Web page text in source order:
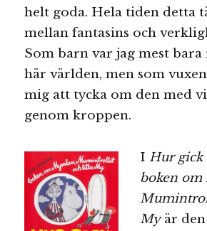
helt goda. Hela tiden detta
mellan fantasins och
Som barn var jag mest
här världen, men som
mig att tycka om den med
genom kroppen.
I Hur gick
boken
Myär den